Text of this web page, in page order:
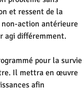
et ressent de la
action antérieure
agi différemment.
pour la survie
Il mettra en œuvre
afin